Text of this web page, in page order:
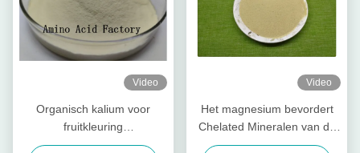
Video
Organisch kalium voor
fruitkleuring
Promotiemeststof
Video
Het magnesium bevordert
Chelated Mineralen van de
Installatiegroei Aminozuur